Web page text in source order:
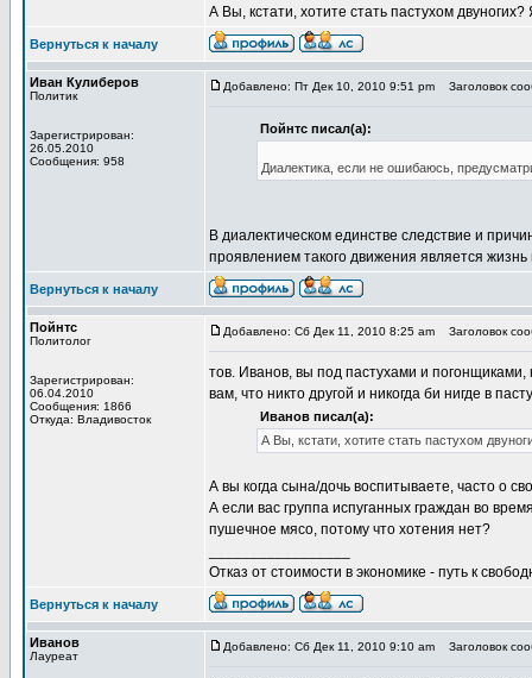
А Вы, кстати, хотите стать пастухом
Вернуться к началу
Иван Кулиберов
Политик
Зарегистрирован:
26.05.2010
Сообщения: 958
Добавлено: Пт Дек 10, 2010 9:51 pm Заголовок
Пойнтс писал(а):
Диалектика, если не ошибаюсь,
В диалектическом единстве следствие и
проявлением такого движения является
Вернуться к началу
Пойнтс
Политолог
Зарегистрирован:
06.04.2010
Сообщения: 1866
Откуда: Владивосток
Добавлено: Сб Дек 11, 2010 8:25 am Заголовок
тов. Иванов, вы под пастухами и
вам, что никто другой и никогда би нигде в
Иванов писал(а):
А Вы, кстати, хотите стать пастухом
А вы когда сына/дочь воспитываете, часто о
А если вас группа испуганных граждан во
пушечное мясо, потому что хотения нет?
Отказ от стоимости в экономике - путь к
Вернуться к началу
Иванов
Лауреат
Добавлено: Сб Дек 11, 2010 9:10 am Заголовок